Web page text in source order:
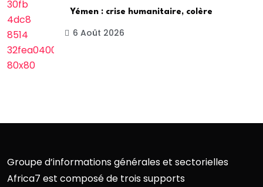
Yémen : crise humanitaire, colère
6 Août 2026
Groupe d’informations générales et sectorielles
Africa7 est composé de trois supports